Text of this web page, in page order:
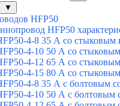
▼
HFP50
HFP50
4-8 35 А со стыковым
4-10 50 А со
4-12 65 А со
4-15 80 А со
4-8 35 А с болтовым
4-10 50 А с болтовым